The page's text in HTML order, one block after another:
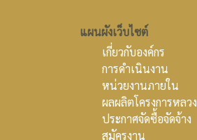
แผนผังเว็บไซต์
เกี่ยวกับองค์กร
การดำเนินงาน
หน่วยงานภายใน
ผลผลิตโครงการหลวง
ประกาศจัดซื้อจัดจ้าง
สมัครงาน